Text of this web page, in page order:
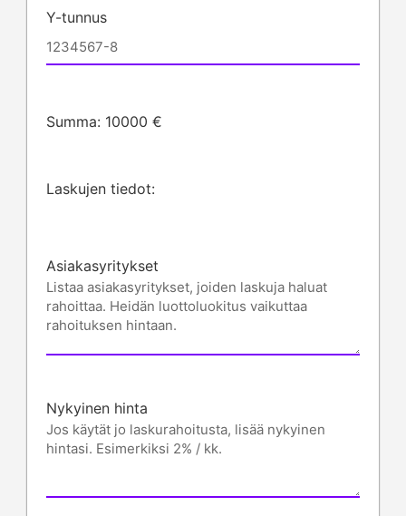
Y-tunnus
Summa: 10000 €
Laskujen tiedot:
Asiakasyritykset
Nykyinen hinta